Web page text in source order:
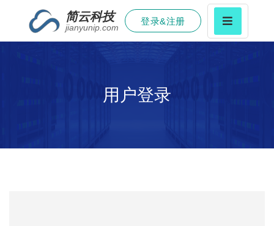
简云科技
jianyunip.com
登录&注册
用户登录